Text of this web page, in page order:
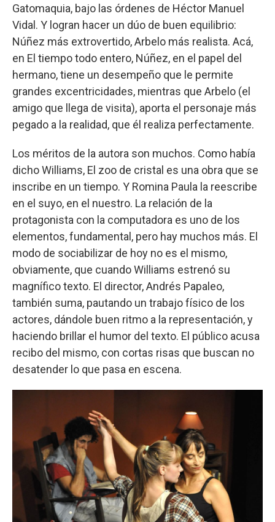
Gatomaquia, bajo las órdenes de Héctor Manuel
Vidal. Y logran hacer un dúo de buen equilibrio:
Núñez más extrovertido, Arbelo más realista. Acá,
en El tiempo todo entero, Núñez, en el papel del
hermano, tiene un desempeño que le permite
grandes excentricidades, mientras que Arbelo (el
amigo que llega de visita), aporta el personaje más
pegado a la realidad, que él realiza perfectamente.
Los méritos de la autora son muchos. Como había
dicho Williams, El zoo de cristal es una obra que se
inscribe en un tiempo. Y Romina Paula la reescribe
en el suyo, en el nuestro. La relación de la
protagonista con la computadora es uno de los
elementos, fundamental, pero hay muchos más. El
modo de sociabilizar de hoy no es el mismo,
obviamente, que cuando Williams estrenó su
magnífico texto. El director, Andrés Papaleo,
también suma, pautando un trabajo físico de los
actores, dándole buen ritmo a la representación, y
haciendo brillar el humor del texto. El público acusa
recibo del mismo, con cortas risas que buscan no
desatender lo que pasa en escena.